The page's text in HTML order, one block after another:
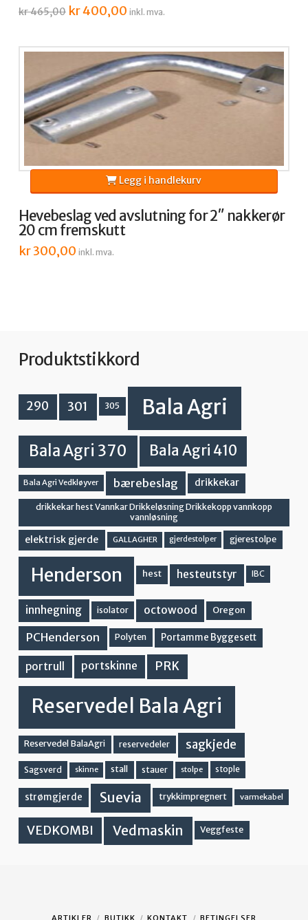
kr465,00 Opprinnelig
pris
kr400,00Nåværende
pris
inkl. mva.
Hevebeslag ved avslutning for 2″ nakkerør
20 cm fremskutt
kr300,00 inkl. mva.
Legg i handlekurv
Produktstikkord
290 301 305 Bala Agri
Bala Agri 370 Bala Agri 410
Bala Agri Vedkløyver bærebeslag drikkekar
drikkekar hest Vannkar Drikkeløsning Drikkekopp vannkopp
vannløsning
elektrisk gjerde GALLAGHER gjerdestolper gjerestolpe
Henderson hest hesteutstyr IBC
innhegning isolator octowood Oregon
PCHenderson Polyten Portamme Byggesett
portrull portskinne PRK
Reservedel Bala Agri
Reservedel BalaAgri reservedeler sagkjede
Sagsverd skinne stall stauer stolpe stople
strømgjerde Suevia trykkimpregnert varmekabel
VEDKOMBI Vedmaskin Veggfeste
ARTIKLER BUTIKK KONTAKT BETINGELSER